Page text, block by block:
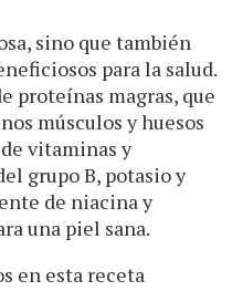
sino que también
para la salud.
proteínas magras, que
músculos y huesos
vitaminas y
grupo B, potasio y
de niacina y
una piel sana.
en esta receta